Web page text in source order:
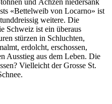
«Bettelweib von Locarno» ist
weitere. Die
Schweiz ist ein überaus
stürzen in Schluchten,
erdolcht, erschossen,
Ausstieg aus dem Leben. Die
Vielleicht der Grosse St.